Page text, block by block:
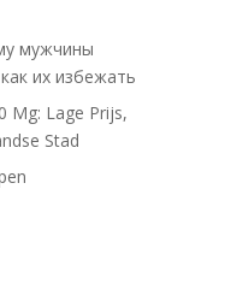
мужчины
их избежать
Mg: Lage Prijs,
Stad